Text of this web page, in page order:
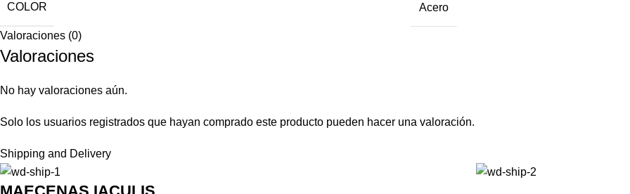
COLOR Acero
Valoraciones (0)
Valoraciones
No hay valoraciones aún.
Solo los usuarios registrados que hayan comprado este producto pueden hacer una valoración.
Shipping and Delivery